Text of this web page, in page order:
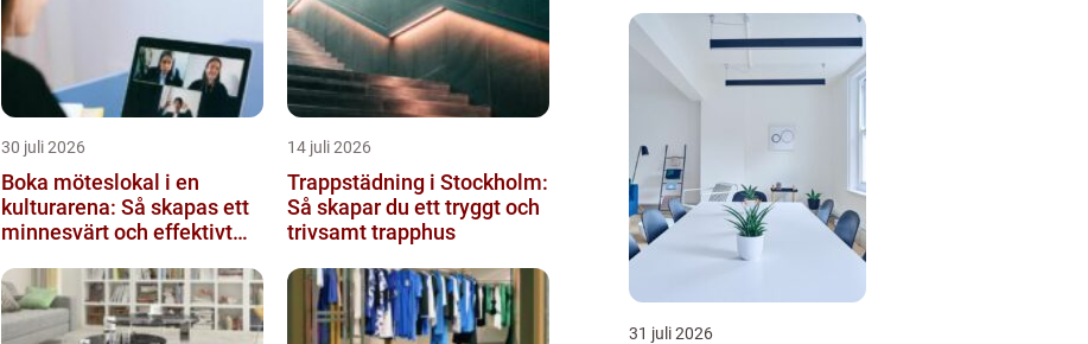
30 juli 2026
Boka möteslokal i en
kulturarena: Så skapas ett
minnesvärt och effektivt
14 juli 2026
Trappstädning i Stockholm:
Så skapar du ett tryggt och
trivsamt trapphus
31 juli 2026